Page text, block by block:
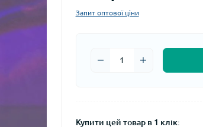
Запит оптової ціни
Купити цей товар в 1 клік: